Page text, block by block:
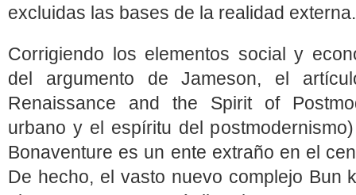
excluidas las bases de la realidad externa.
Corrigiendo los elementos social y
del argumento de Jameson, el
Renaissance and the Spirit of
urbano y el espíritu del
Bonaventure es un ente extraño en el
De hecho, el vasto nuevo complejo Bun